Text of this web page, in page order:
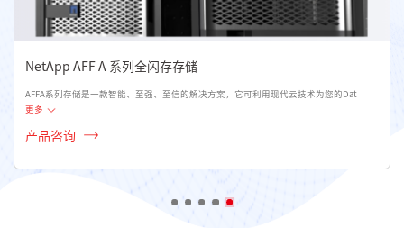
NetApp AFF A 系列全闪存存储
AFFA系列存储是一款智能、至强、至信的解决方案，它可利用现代云技术为您的Dat
更多
产品咨询